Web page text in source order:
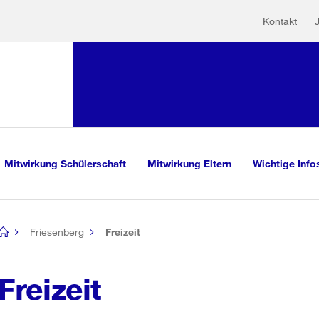
Kontakt
Mitwirkung Schülerschaft Mitwirkung Eltern Wichtige
Friesenberg Freizeit
Freizeit